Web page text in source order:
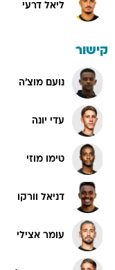
ליאל דרעי
קישור
נועם מוצ'ה
עדי יונה
טימו מוזי
דניאל וורקו
עומר אצילי